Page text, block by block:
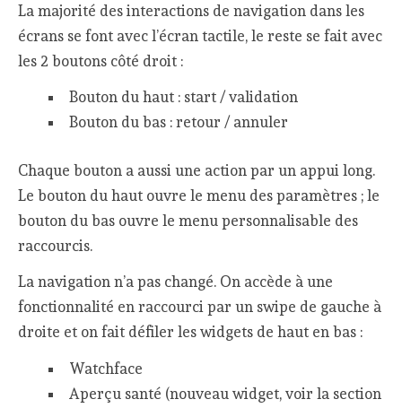
La majorité des interactions de navigation dans les
écrans se font avec l’écran tactile, le reste se fait avec
les 2 boutons côté droit :
Bouton du haut : start / validation
Bouton du bas : retour / annuler
Chaque bouton a aussi une action par un appui long.
Le bouton du haut ouvre le menu des paramètres ; le
bouton du bas ouvre le menu personnalisable des
raccourcis.
La navigation n’a pas changé. On accède à une
fonctionnalité en raccourci par un swipe de gauche à
droite et on fait défiler les widgets de haut en bas :
Watchface
Aperçu santé (nouveau widget, voir la section